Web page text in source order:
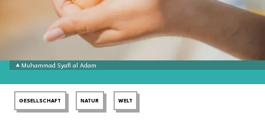
Muhammad Syafi al Adam
GESELLSCHAFT NATUR WELT